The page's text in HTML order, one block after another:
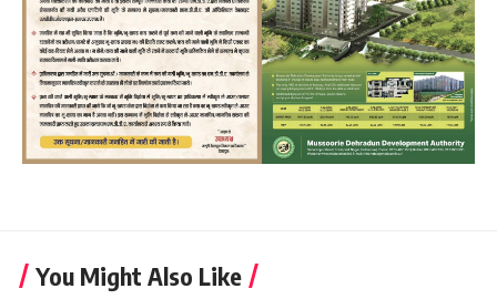
You Might Also Like